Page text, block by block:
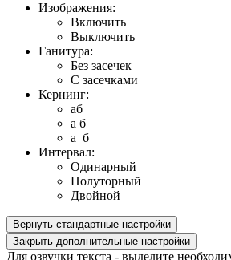
Изображения:
Включить
Выключить
Ганитура:
Без засечек
С засечками
Кернинг:
aб
a б
a б
Интервал:
Одинарный
Полуторный
Двойной
Вернуть стандартные настройки
Закрыть дополнительные настройки
Для озвучки текста - выделите